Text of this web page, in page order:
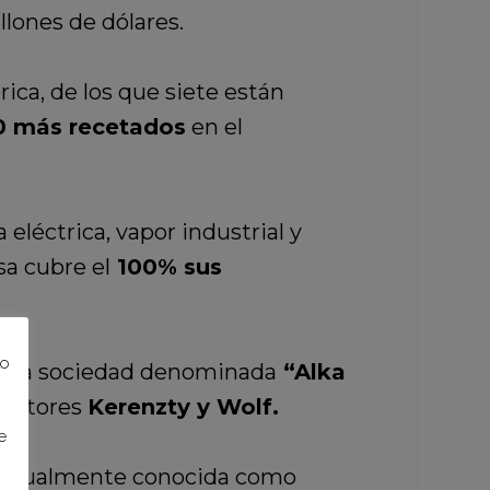
de dólares.
de los que siete están
más recetados en el
eléctrica, vapor industrial y
cubre el 100% sus
la sociedad denominada “Alka
Kerenzty y Wolf.
conocida como